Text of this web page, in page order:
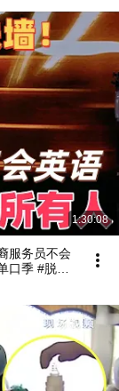
1:30:08
服务员不会
口季 #脱口